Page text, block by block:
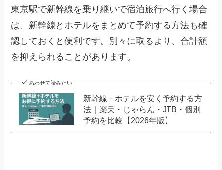
東京駅で新幹線を乗り継いで宿泊旅行へ行く場合
は、新幹線とホテルをまとめて予約する方法も確
認しておくと便利です。別々に取るより、合計額
を抑えられることがあります。
あわせて読みたい
新幹線＋ホテルを安く予約する方
法｜楽天・じゃらん・JTB・個別
予約を比較【2026年版】